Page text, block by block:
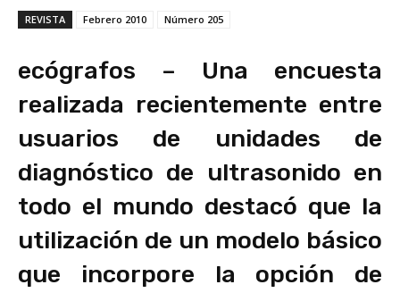
REVISTA Febrero 2010 Número 205
ecógrafos – Una encuesta
realizada recientemente entre
usuarios de unidades de
diagnóstico de ultrasonido en
todo el mundo destacó que la
utilización de un modelo básico
que incorpore la opción de